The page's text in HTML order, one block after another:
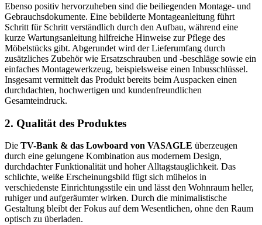
Ebenso positiv hervorzuheben sind die beiliegenden Montage- und
Gebrauchsdokumente. Eine bebilderte Montageanleitung führt
Schritt für Schritt verständlich durch den Aufbau, während eine
kurze Wartungsanleitung hilfreiche Hinweise zur Pflege des
Möbelstücks gibt. Abgerundet wird der Lieferumfang durch
zusätzliches Zubehör wie Ersatzschrauben und -beschläge sowie ein
einfaches Montagewerkzeug, beispielsweise einen Inbusschlüssel.
Insgesamt vermittelt das Produkt bereits beim Auspacken einen
durchdachten, hochwertigen und kundenfreundlichen
Gesamteindruck.
2. Qualität des Produktes
Die TV-Bank & das Lowboard von VASAGLE überzeugen
durch eine gelungene Kombination aus modernem Design,
durchdachter Funktionalität und hoher Alltagstauglichkeit. Das
schlichte, weiße Erscheinungsbild fügt sich mühelos in
verschiedenste Einrichtungsstile ein und lässt den Wohnraum heller,
ruhiger und aufgeräumter wirken. Durch die minimalistische
Gestaltung bleibt der Fokus auf dem Wesentlichen, ohne den Raum
optisch zu überladen.